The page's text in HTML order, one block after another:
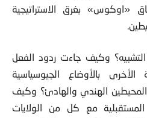
«اوكوس» بغرق الاستراتيجية
وكيف جاءت ردود الفعل
الأخرى بالأوضاع الجيوسياسية
الهندي والهادئ؟ وكيف
مع كل من الولايات